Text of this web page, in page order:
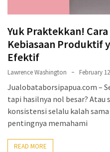
Yuk Praktekkan!
Kebiasaan Produktif
Efektif
Lawrence Washington February
Jualobataborsipapua.com –
tapi hasilnya nol besar?
konsistensi selalu kalah
pentingnya memahami
READ MORE